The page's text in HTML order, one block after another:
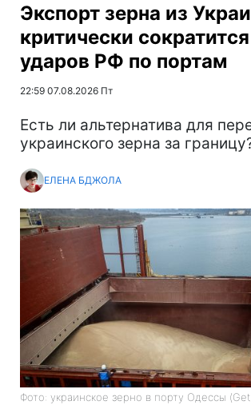
Экспорт зерна из
критически
ударов РФ по портам
22:59 07.08.2026 Пт
Есть ли альтернатива для
украинского зерна за
ЕЛЕНА БДЖОЛА
Фото: украинское зерно в порту Одессы